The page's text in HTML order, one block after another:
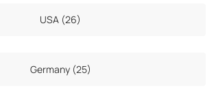
USA (26)
Germany (25)